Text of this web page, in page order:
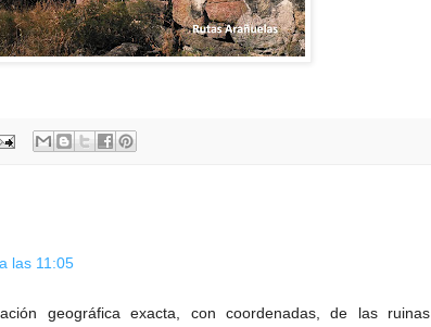
las 11:05
geográfica exacta, con coordenadas, de las ruinas